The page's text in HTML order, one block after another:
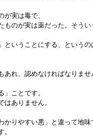
実は毒で、
のが実は薬だった。そうい
いうことにする、というの
れ、認めなければなりませ
ことです。
ありません。
りやすい悪」と違って地味